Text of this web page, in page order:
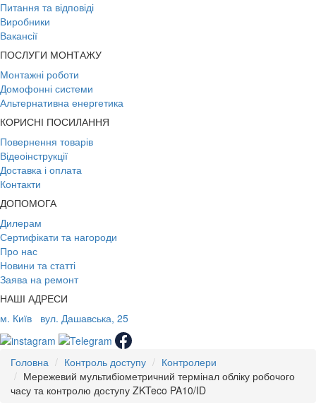
Питання та відповіді
Виробники
Вакансії
ПОСЛУГИ МОНТАЖУ
Монтажні роботи
Домофонні системи
Альтернативна енергетика
КОРИСНІ ПОСИЛАННЯ
Повернення товарів
Відеоінструкції
Доставка і оплата
Контакти
ДОПОМОГА
Дилерам
Сертифікати та нагороди
Про нас
Новини та статті
Заява на ремонт
НАШІ АДРЕСИ
м. Київ
вул. Дашавська, 25
Головна Контроль доступу
Контролери
Мережевий мультибіометричний термінал обліку робочого
часу та контролю доступу ZKTeco PA10/ID